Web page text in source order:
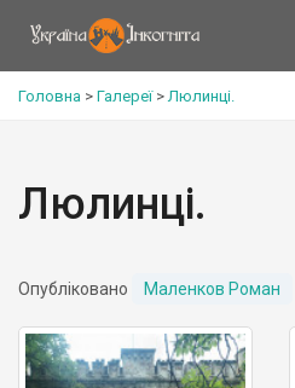
Головна > Галереї>Люлинці.
Люлинці.
Опубліковано Маленков Роман